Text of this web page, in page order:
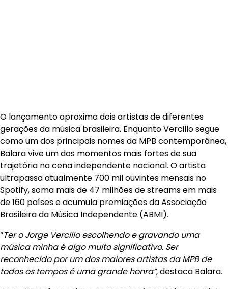
O lançamento aproxima dois artistas de diferentes
gerações da música brasileira. Enquanto Vercillo segue
como um dos principais nomes da MPB contemporânea,
Balara vive um dos momentos mais fortes de sua
trajetória na cena independente nacional. O artista
ultrapassa atualmente 700 mil ouvintes mensais no
Spotify, soma mais de 47 milhões de streams em mais
de 160 países e acumula premiações da Associação
Brasileira da Música Independente (ABMI).
“Ter o Jorge Vercillo escolhendo e gravando uma
música minha é algo muito significativo. Ser
reconhecido por um dos maiores artistas da MPB de
todos os tempos é uma grande honra”, destaca Balara.